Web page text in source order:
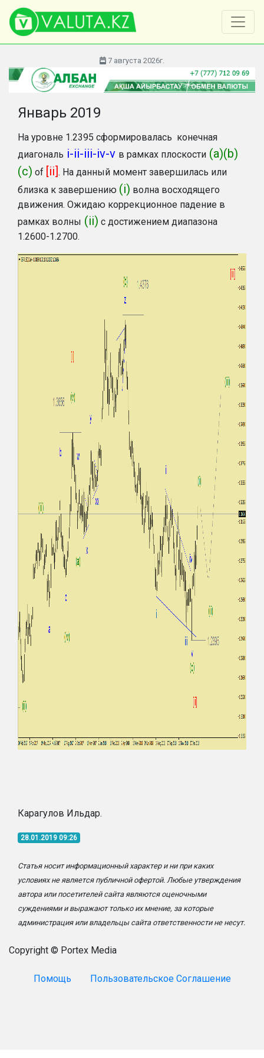
7 августа 2026г.
Январь 2019
На уровне 1.2395 сформировалась конечная
диагональ i-ii-iii-iv-v в рамках плоскости (a)(b)
(c) of [ii]. На данный момент завершилась или
близка к завершению (i) волна восходящего
движения. Ожидаю коррекционное падение в
рамках волны (ii) с достижением диапазона
1.2600-1.2700.
Карагулов Ильдар.
28.01.2019 09:26
Статья носит информационный характер и ни при каких
условиях не является публичной офертой. Любые утверждения
автора или посетителей сайта являются оценочными
суждениями и выражают только их мнение, за которые
администрация или владельцы сайта ответственности не несут.
Copyright © Portex Media
Помощь Пользовательское Соглашение